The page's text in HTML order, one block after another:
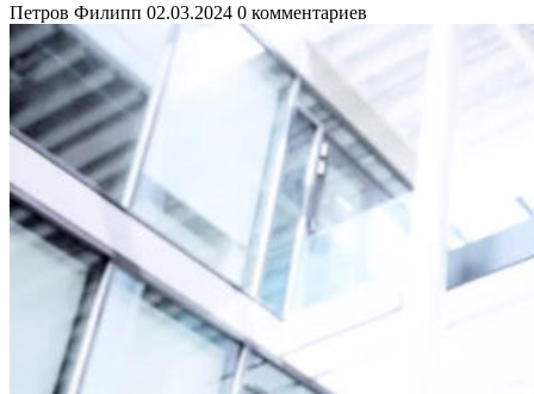
Петров Филипп 02.03.2024 0 комментариев